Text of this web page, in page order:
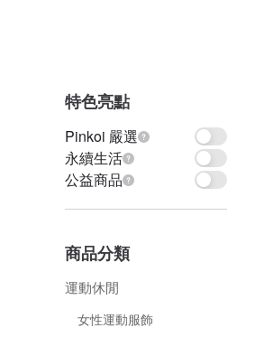
特色亮點
Pinkoi 嚴選
永續生活
公益商品
商品分類
運動休閒
女性運動服飾